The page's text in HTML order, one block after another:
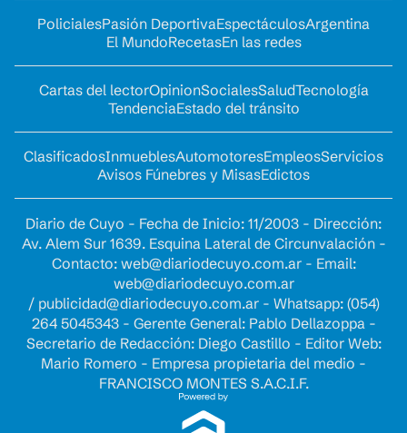
PolicialesPasión DeportivaEspectáculosArgentina
El MundoRecetasEn las redes
Cartas del lectorOpinionSocialesSaludTecnología
TendenciaEstado del tránsito
ClasificadosInmueblesAutomotoresEmpleosServicios
Avisos Fúnebres y MisasEdictos
Diario de Cuyo - Fecha de Inicio: 11/2003 - Dirección:
Av. Alem Sur 1639. Esquina Lateral de Circunvalación -
Contacto: web@diariodecuyo.com.ar- Email:
web@diariodecuyo.com.ar
/ publicidad@diariodecuyo.com.ar- Whatsapp: (054)
264 5045343 - Gerente General: Pablo Dellazoppa -
Secretario de Redacción: Diego Castillo - Editor Web:
Mario Romero - Empresa propietaria del medio -
FRANCISCO MONTES S.A.C.I.F.